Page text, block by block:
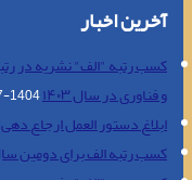
آخرین اخبار
کسب رتبه "الف" نشریه در
و فناوری در سال ۱۴۰۳
1404-07-07
ابلاغ دستور العمل ارجاع دهی/
کسب رتبه الف برای دومین